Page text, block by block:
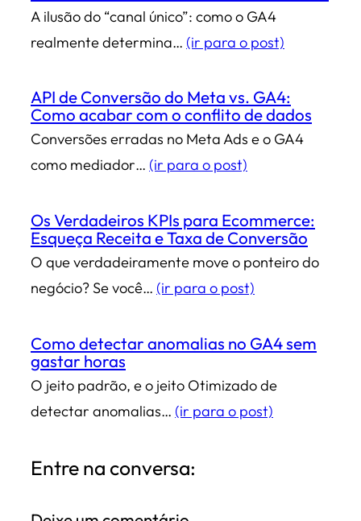
A ilusão do “canal único”: como o GA4
realmente determina… (ir para o post)
API de Conversão do Meta vs. GA4:
Como acabar com o conflito de dados
Conversões erradas no Meta Ads e o GA4
como mediador… (ir para o post)
Os Verdadeiros KPIs para Ecommerce:
Esqueça Receita e Taxa de Conversão
O que verdadeiramente move o ponteiro do
negócio? Se você… (ir para o post)
Como detectar anomalias no GA4 sem
gastar horas
O jeito padrão, e o jeito Otimizado de
detectar anomalias… (ir para o post)
Entre na conversa: